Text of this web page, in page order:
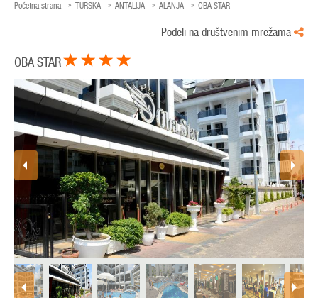
Početna strana TURSKA ANTALIJA ALANJA OBA STAR
Podeli na društvenim mrežama
OBA STAR